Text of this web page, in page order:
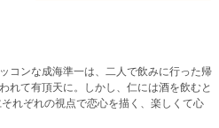
コンな成海準一は、二人で飲みに行った帰
れて有頂天に。しかし、仁には酒を飲むと
ぞれの視点で恋心を描く、楽しくて心